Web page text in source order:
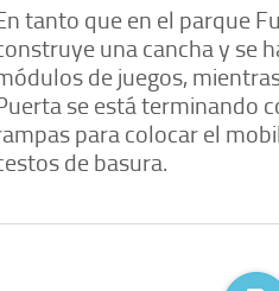
tanto que en el parque
una cancha y se
de juegos,
se está terminando
para colocar el
de basura.